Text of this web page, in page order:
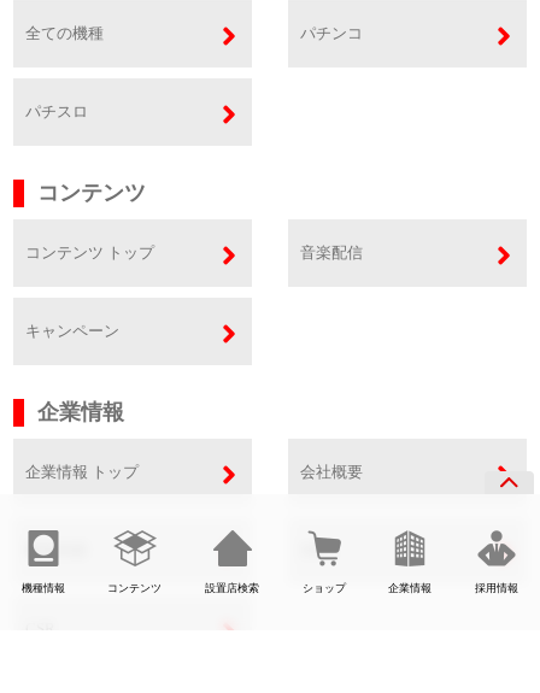
機種情報 コンテンツ 設置店検索 ショップ 企業情報 採用情報
全ての機種 パチンコ
パチスロ
コンテンツ
コンテンツ トップ 音楽配信
キャンペーン
企業情報
企業情報 トップ 会社概要
事業内容 SDGs